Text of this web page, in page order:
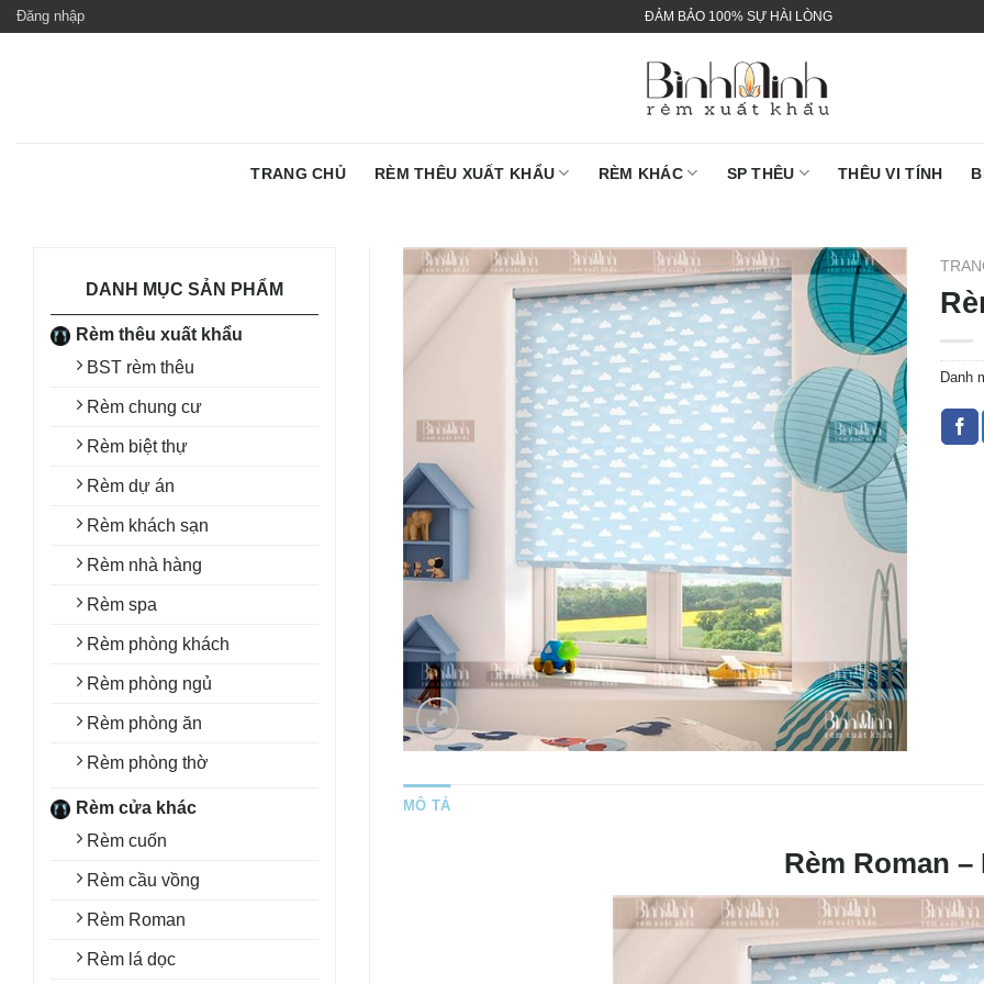
SkipĐăng nhập ĐẢM BẢO 100% SỰ HÀI LÒNG
TRANG CHỦ RÈM THÊU XUẤT KHẨU RÈM KHÁC SP THÊU THÊU VI TÍNH
DANH MỤC SẢN PHẨM
Rèm thêu xuất khẩu
BST rèm thêu
Rèm chung cư
Rèm biệt thự
Rèm dự án
Rèm khách sạn
Rèm nhà hàng
Rèm spa
Rèm phòng khách
Rèm phòng ngủ
Rèm phòng ăn
Rèm phòng thờ
Rèm cửa khác
Rèm cuốn
Rèm cầu vồng
Rèm Roman
Rèm lá dọc
Danh
MÔ TẢ
Rèm Roman –